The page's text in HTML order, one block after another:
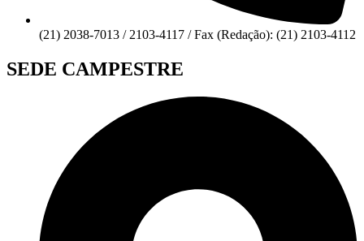
(21) 2038-7013 / 2103-4117 / Fax (Redação): (21) 2103-4112
SEDE CAMPESTRE